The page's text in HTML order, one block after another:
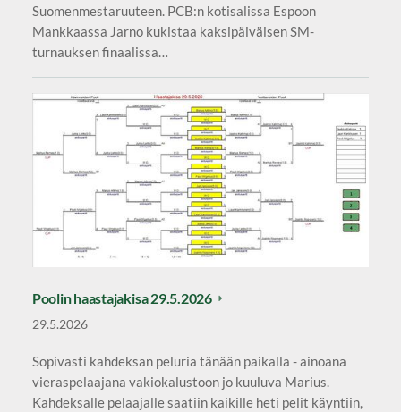
Suomenmestaruuteen. PCB:n kotisalissa Espoon
Mankkaassa Jarno kukistaa kaksipäiväisen SM-
turnauksen finaalissa…
Poolin haastajakisa 29.5.2026
29.5.2026
Sopivasti kahdeksan peluria tänään paikalla - ainoana
vieraspelaajana vakiokalustoon jo kuuluva Marius.
Kahdeksalle pelaajalle saatiin kaikille heti pelit käyntiin,